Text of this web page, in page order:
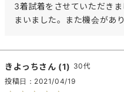
3着試着をさせていただき
まいました。また機会があ
きよっち 1
30代
投稿日
2021/04/19